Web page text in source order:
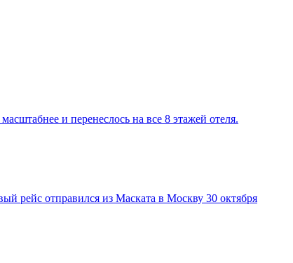
и перенеслось на все 8 этажей отеля.
рейс отправился из Маската в Москву 30 октября